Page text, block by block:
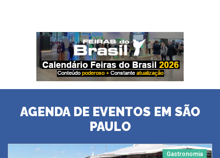
AGENDA DE EVENTOS EM SÃO
PAULO
Gastronomia